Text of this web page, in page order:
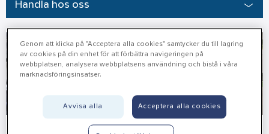
Handla hos oss
Genom att klicka på "Acceptera alla cookies" samtycker du till lagring
av cookies på din enhet för att förbättra navigeringen på
webbplatsen, analysera webbplatsens användning och bistå i våra
marknadsföringsinsatser.
Avvisa alla Acceptera alla cookies